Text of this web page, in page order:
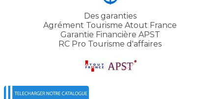
Des garanties
Agrément Tourisme Atout France
Garantie Financière APST
RC Pro Tourisme d'affaires